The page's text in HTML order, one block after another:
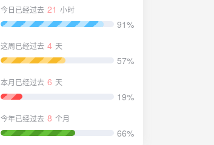
今日已经过去 21 小时
91%
这周已经过去 4 天
57%
本月已经过去 6 天
19%
今年已经过去 8 个月
66%